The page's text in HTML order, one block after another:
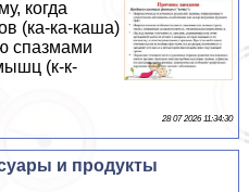
когда
(ка-ка-каша)
спазмами
(к-к-
28 07 2026 11:34:30
и продукты